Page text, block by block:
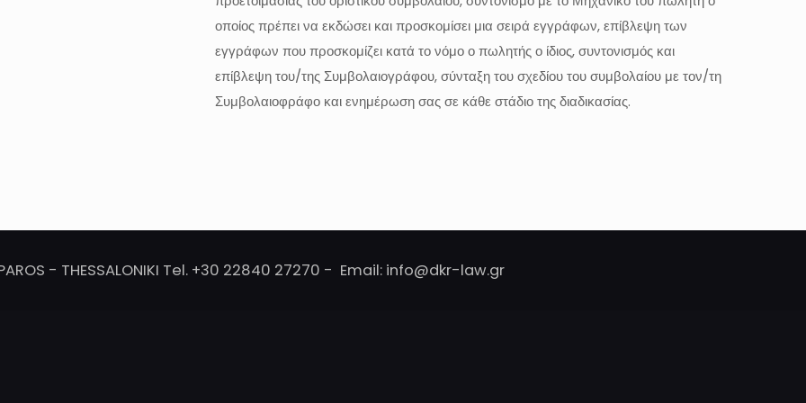
οποίος πρέπει να εκδώσει και προσκομίσει μια σειρά εγγράφων, επίβλεψη των
εγγράφων που προσκομίζει κατά το νόμο ο πωλητής ο ίδιος, συντονισμός και
επίβλεψη του/της Συμβολαιογράφου, σύνταξη του σχεδίου του συμβολαίου με τον/τη
Συμβολαιοφράφο και ενημέρωση σας σε κάθε στάδιο της διαδικασίας.
PAROS - THESSALONIKI Tel. +30 22840 27270 - Email: info@dkr-law.gr